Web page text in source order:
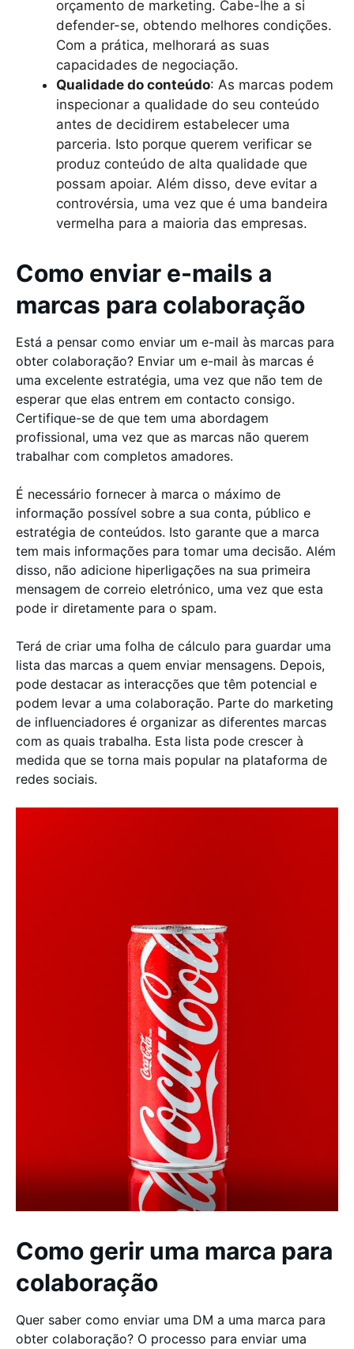
orçamento de marketing. Cabe-lhe a si
defender-se, obtendo melhores condições.
Com a prática, melhorará as suas
capacidades de negociação.
Qualidade do conteúdo: As marcas podem
inspecionar a qualidade do seu conteúdo
antes de decidirem estabelecer uma
parceria. Isto porque querem verificar se
produz conteúdo de alta qualidade que
possam apoiar. Além disso, deve evitar a
controvérsia, uma vez que é uma bandeira
vermelha para a maioria das empresas.
Como enviar e-mails a
marcas para colaboração
Está a pensar como enviar um e-mail às marcas para
obter colaboração? Enviar um e-mail às marcas é
uma excelente estratégia, uma vez que não tem de
esperar que elas entrem em contacto consigo.
Certifique-se de que tem uma abordagem
profissional, uma vez que as marcas não querem
trabalhar com completos amadores.
É necessário fornecer à marca o máximo de
informação possível sobre a sua conta, público e
estratégia de conteúdos. Isto garante que a marca
tem mais informações para tomar uma decisão. Além
disso, não adicione hiperligações na sua primeira
mensagem de correio eletrónico, uma vez que esta
pode ir diretamente para o spam.
Terá de criar uma folha de cálculo para guardar uma
lista das marcas a quem enviar mensagens. Depois,
pode destacar as interacções que têm potencial e
podem levar a uma colaboração. Parte do marketing
de influenciadores é organizar as diferentes marcas
com as quais trabalha. Esta lista pode crescer à
medida que se torna mais popular na plataforma de
redes sociais.
Como gerir uma marca para
colaboração
Quer saber como enviar uma DM a uma marca para
obter colaboração? O processo para enviar uma